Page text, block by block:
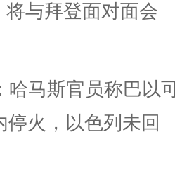
将与拜登面对面会
马斯官员称巴以
停火，以色列未回